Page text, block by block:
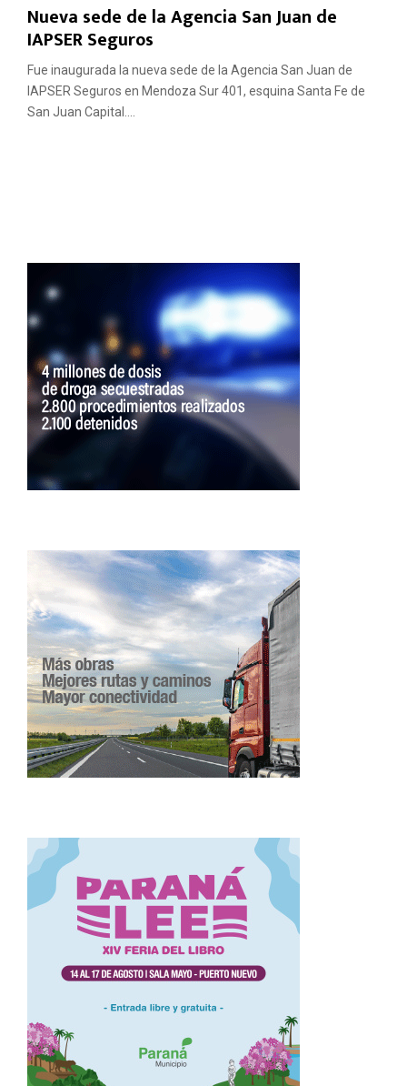
Nueva sede de la Agencia San Juan de
IAPSER Seguros
Fue inaugurada la nueva sede de la Agencia San Juan de
IAPSER Seguros en Mendoza Sur 401, esquina Santa Fe de
San Juan Capital....